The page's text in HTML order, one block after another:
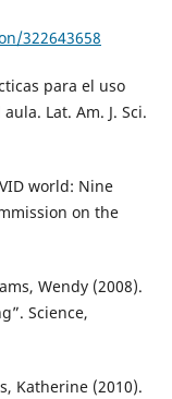
322643658
para el uso
Lat. Am. J. Sci.
world: Nine
on the
Wendy (2008).
Science,
Katherine (2010).